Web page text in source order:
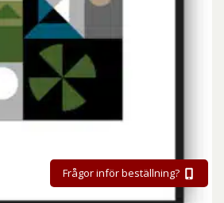
Frågor inför beställning?